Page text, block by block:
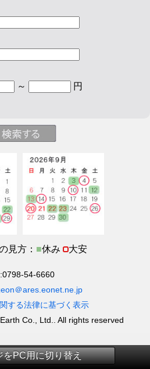
～ 円
見方： ■休み 大安
54-6660
＠ares.eonet.ne.jp
する法律に基づく表示
Co., Ltd.. All rights reserved
をPC用に切り替え